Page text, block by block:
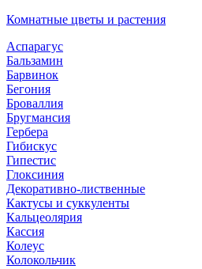
Комнатные цветы и растения
Аспарагус
Бальзамин
Барвинок
Бегония
Броваллия
Бругмансия
Гербера
Гибискус
Гипестис
Глоксиния
Декоративно-лиственные
Кактусы и суккуленты
Кальцеолярия
Кассия
Колеус
Колокольчик